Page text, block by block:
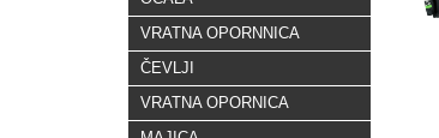
VRATNA OPORNNICA
ČEVLJI
VRATNA OPORNICA